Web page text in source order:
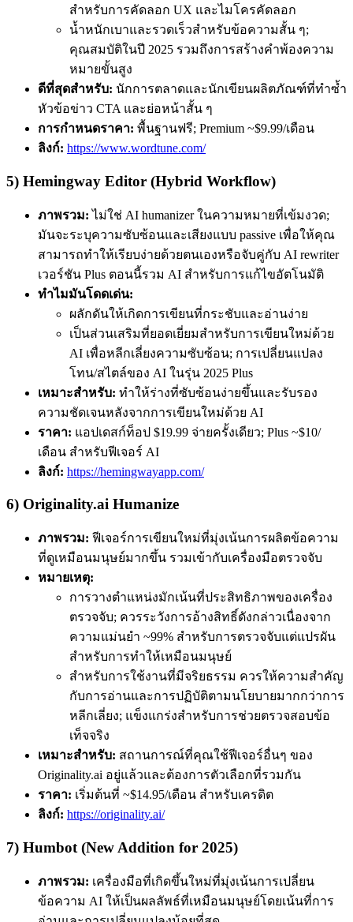
สำหรับการคัดลอก UX และไมโครคัดลอก
น้ำหนักเบาและรวดเร็วสำหรับข้อความสั้น ๆ;
คุณสมบัติในปี 2025 รวมถึงการสร้างคำพ้องความ
หมายขั้นสูง
ดีที่สุดสำหรับ: นักการตลาดและนักเขียนผลิตภัณฑ์ที่ทำซ้ำ
หัวข้อข่าว CTA และย่อหน้าสั้น ๆ
การกำหนดราคา: พื้นฐานฟรี; Premium ~$9.99/เดือน
ลิงก์: https://www.wordtune.com/
5) Hemingway Editor (Hybrid Workflow)
ภาพรวม: ไม่ใช่ AI humanizer ในความหมายที่เข้มงวด;
มันจะระบุความซับซ้อนและเสียงแบบ passive เพื่อให้คุณ
สามารถทำให้เรียบง่ายด้วยตนเองหรือจับคู่กับ AI rewriter
เวอร์ชัน Plus ตอนนี้รวม AI สำหรับการแก้ไขอัตโนมัติ
ทำไมมันโดดเด่น:
ผลักดันให้เกิดการเขียนที่กระชับและอ่านง่าย
เป็นส่วนเสริมที่ยอดเยี่ยมสำหรับการเขียนใหม่ด้วย
AI เพื่อหลีกเลี่ยงความซับซ้อน; การเปลี่ยนแปลง
โทน/สไตล์ของ AI ในรุ่น 2025 Plus
เหมาะสำหรับ: ทำให้ร่างที่ซับซ้อนง่ายขึ้นและรับรอง
ความชัดเจนหลังจากการเขียนใหม่ด้วย AI
ราคา: แอปเดสก์ท็อป $19.99 จ่ายครั้งเดียว; Plus ~$10/
เดือน สำหรับฟีเจอร์ AI
ลิงก์: https://hemingwayapp.com/
6) Originality.ai Humanize
ภาพรวม: ฟีเจอร์การเขียนใหม่ที่มุ่งเน้นการผลิตข้อความ
ที่ดูเหมือนมนุษย์มากขึ้น รวมเข้ากับเครื่องมือตรวจจับ
หมายเหตุ:
การวางตำแหน่งมักเน้นที่ประสิทธิภาพของเครื่อง
ตรวจจับ; ควรระวังการอ้างสิทธิ์ดังกล่าวเนื่องจาก
ความแม่นยำ ~99% สำหรับการตรวจจับแต่แปรผัน
สำหรับการทำให้เหมือนมนุษย์
สำหรับการใช้งานที่มีจริยธรรม ควรให้ความสำคัญ
กับการอ่านและการปฏิบัติตามนโยบายมากกว่าการ
หลีกเลี่ยง; แข็งแกร่งสำหรับการช่วยตรวจสอบข้อ
เท็จจริง
เหมาะสำหรับ: สถานการณ์ที่คุณใช้ฟีเจอร์อื่นๆ ของ
Originality.ai อยู่แล้วและต้องการตัวเลือกที่รวมกัน
ราคา: เริ่มต้นที่ ~$14.95/เดือน สำหรับเครดิต
ลิงก์: https://originality.ai/
7) Humbot (New Addition for 2025)
ภาพรวม: เครื่องมือที่เกิดขึ้นใหม่ที่มุ่งเน้นการเปลี่ยน
ข้อความ AI ให้เป็นผลลัพธ์ที่เหมือนมนุษย์โดยเน้นที่การ